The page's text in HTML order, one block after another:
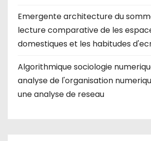
Emergente architecture du
lecture comparative de les
domestiques et les habitudes
Algorithmique sociologie
analyse de l'organisation
une analyse de reseau